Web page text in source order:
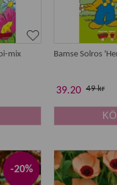
mix Bamse Solros
39.20 49 kr
-20%